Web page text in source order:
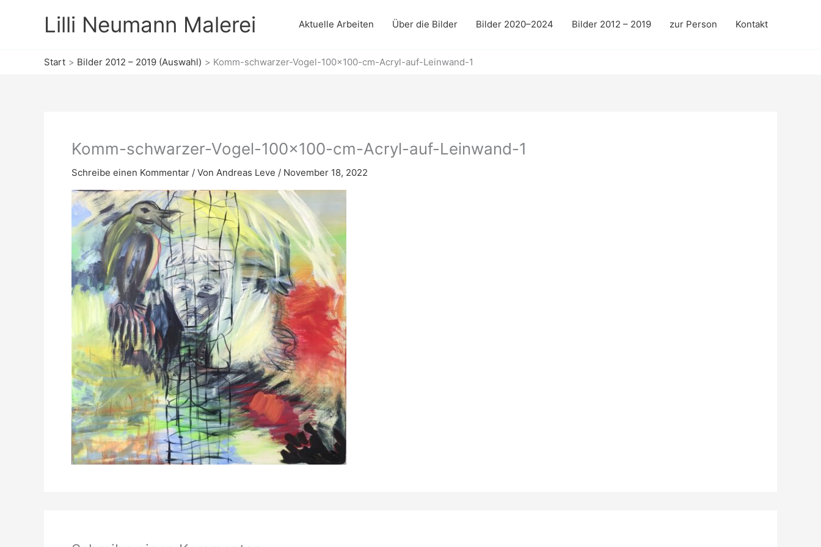
Lilli Neumann Malerei Aktuelle Arbeiten Über die Bilder Bilder 2020–2024 Bilder 2012 – 2019 zur Person Kontakt
Start Bilder 2012 – 2019 (Auswahl) Komm-schwarzer-Vogel-100×100-cm-Acryl-auf-Leinwand-1
Komm-schwarzer-Vogel-100×100-cm-Acryl-auf-Leinwand-1
Schreibe einen Kommentar / Von Andreas Leve / November 18, 2022